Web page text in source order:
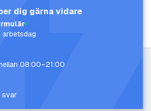
dig gärna vidare
arbetsdag
08:00–21:00
svar